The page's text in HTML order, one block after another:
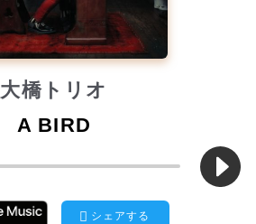
大橋トリオ
A BIRD
シェアする